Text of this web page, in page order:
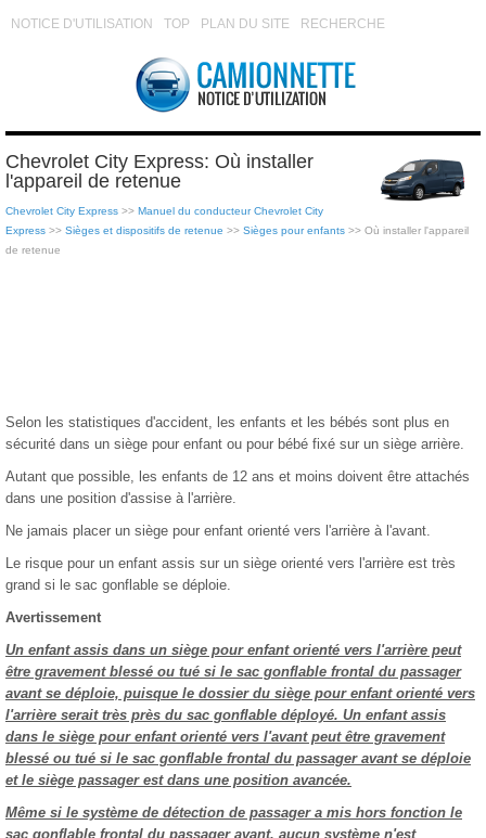
NOTICE D'UTILISATION TOP PLAN DU SITE RECHERCHE
Chevrolet City Express: Où installer
l'appareil de retenue
Chevrolet City Express >> Manuel du conducteur Chevrolet City
Express >> Sièges et dispositifs de retenue >> Sièges pour enfants >> Où installer l'appareil
de retenue
Selon les statistiques d'accident, les enfants et les bébés sont plus en
sécurité dans un siège pour enfant ou pour bébé fixé sur un siège arrière.
Autant que possible, les enfants de 12 ans et moins doivent être attachés
dans une position d'assise à l'arrière.
Ne jamais placer un siège pour enfant orienté vers l'arrière à l'avant.
Le risque pour un enfant assis sur un siège orienté vers l'arrière est très
grand si le sac gonflable se déploie.
Avertissement
Un enfant assis dans un siège pour enfant orienté vers l'arrière peut
être gravement blessé ou tué si le sac gonflable frontal du passager
avant se déploie, puisque le dossier du siège pour enfant orienté vers
l'arrière serait très près du sac gonflable déployé. Un enfant assis
dans le siège pour enfant orienté vers l'avant peut être gravement
blessé ou tué si le sac gonflable frontal du passager avant se déploie
et le siège passager est dans une position avancée.
Même si le système de détection de passager a mis hors fonction le
sac gonflable frontal du passager avant, aucun système n'est